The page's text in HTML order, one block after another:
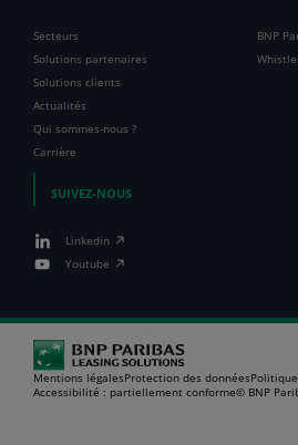
Secteurs
Solutions partenaires
Solutions clients
Actualités
Qui sommes-nous ?
Carrière
BNP
SUIVEZ-NOUS
Linkedin
Youtube
Mentions légalesProtection des données
Accessibilité : partiellement conforme© BNP